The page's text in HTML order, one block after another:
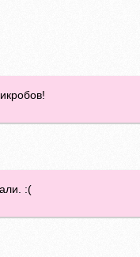
:(